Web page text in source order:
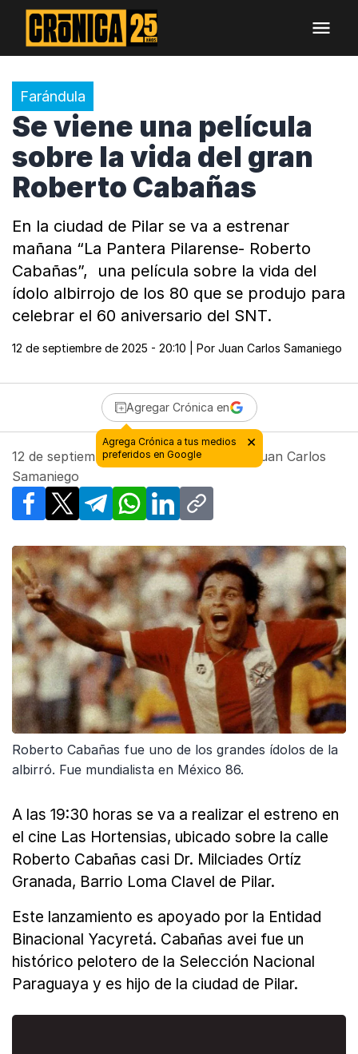
Farándula
Se viene una película
sobre la vida del gran
Roberto Cabañas
En la ciudad de Pilar se va a estrenar
mañana “La Pantera Pilarense- Roberto
Cabañas”, una película sobre la vida del
ídolo albirrojo de los 80 que se produjo para
celebrar el 60 aniversario del SNT.
12 de septiembre de 2025 - 20:10 | Por Juan Carlos Samaniego
Agregar Crónica en
12 de septiembre de 2025 - 20:10
Juan Carlos
Samaniego
Facebook
X TelegramWhatsApp
LinkedInCopy link
Roberto Cabañas fue uno de los grandes ídolos de la
albirró. Fue mundialista en México 86.
A las 19:30 horas se va a realizar el estreno en
el cine Las Hortensias, ubicado sobre la calle
Roberto Cabañas casi Dr. Milciades Ortíz
Granada, Barrio Loma Clavel de Pilar.
Este lanzamiento es apoyado por la Entidad
Binacional Yacyretá. Cabañas avei fue un
histórico pelotero de la Selección Nacional
Paraguaya y es hijo de la ciudad de Pilar.